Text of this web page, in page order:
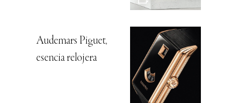
Audemars Piguet,
esencia relojera